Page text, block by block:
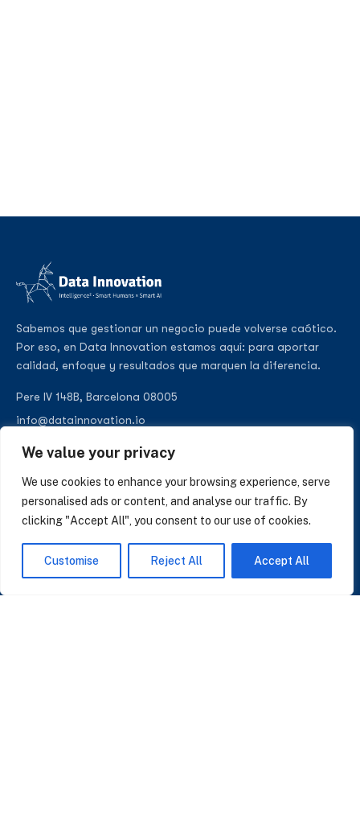
We value your privacy
We use cookies to enhance your browsing experience, serve
personalised ads or content, and analyse our traffic. By
clicking "Accept All", you consent to our use of cookies.
Customise Reject All Accept All
Sabemos que gestionar un negocio puede volverse caótico.
Por eso, en Data Innovation estamos aquí: para aportar
calidad, enfoque y resultados que marquen la diferencia.
Pere IV 148B, Barcelona 08005
info@datainnovation.io
SUSCRÍBASE A NUESTRAS NOTICIAS
Perspectivas sobre IA, datos y CRM. Sin spam, solo lo que importa.